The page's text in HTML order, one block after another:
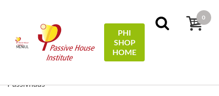
MENIUL
PHI
SHOP
HOME
0
Protocols
34 - Schallschutz beim Einsatz von
Passivhaus